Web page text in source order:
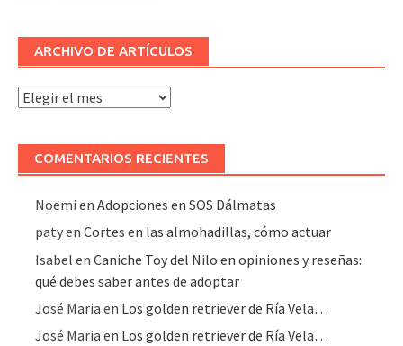
ARCHIVO DE ARTÍCULOS
Archivo
COMENTARIOS RECIENTES
Noemi enAdopciones en SOS Dálmatas
patyenCortes en las almohadillas, cómo actuar
Isabel enCaniche Toy del Nilo en opiniones y reseñas:
qué debes saber antes de adoptar
José Maria en Los golden retriever de Ría Vela…
José Maria en Los golden retriever de Ría Vela…